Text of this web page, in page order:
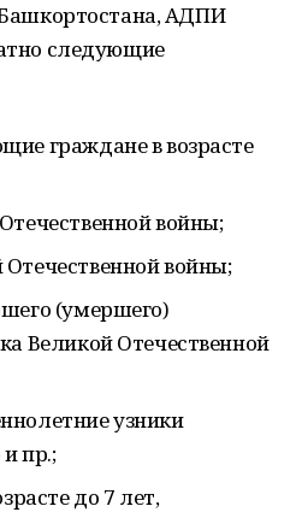
АДПИ
следующие
граждане в возрасте
войны;
войны;
(умершего)
Великой Отечественной
узники
пр.;
до 7 лет,